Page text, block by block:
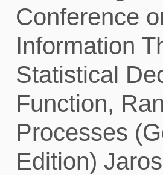
Conference
Information
Statistical
Function,
Processes
Edition)